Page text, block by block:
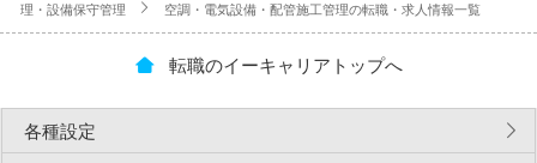
理・設備保守管理
空調・電気設備・配管施工管理の転職・求人情報一覧
転職のイーキャリアトップへ
各種設定